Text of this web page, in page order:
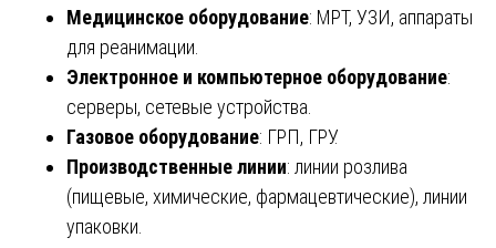
Медицинское оборудование: МРТ, УЗИ, аппараты
для реанимации.
Электронное и компьютерное оборудование:
серверы, сетевые устройства.
Газовое оборудование: ГРП, ГРУ.
Производственные линии: линии розлива
(пищевые, химические, фармацевтические), линии
упаковки.